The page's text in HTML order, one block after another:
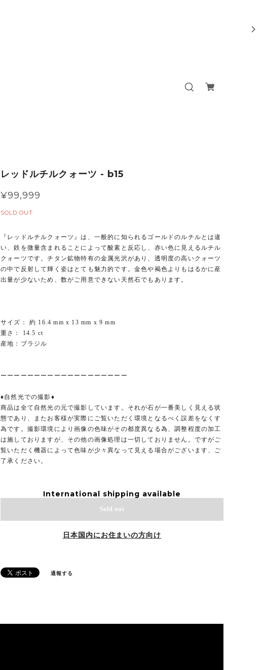
レッドルチルクォーツ - b15
¥99,999
SOLD OUT
『レッドルチルクォーツ』は、一般的に知られるゴールドのルチルとは違
い、鉄を微量含まれることによって酸素と反応し、赤い色に見えるルチル
クォーツです。チタン鉱物特有の金属光沢があり、透明度の高いクォーツ
の中で反射して輝く姿はとても魅力的です。金色や褐色よりもはるかに産
出量が少ないため、数がご用意できない天然石でもあります。
サイズ： 約 16.4 mm x 13 mm x 9 mm
重さ： 14.5 ct
産地：ブラジル
ーーーーーーーーーーーーーーーーーーー
♦︎自然光での撮影♦︎
商品は全て自然光の元で撮影しています。それが石が一番美しく見える状
態であり、またお客様が実際にご覧いただく環境となるべく誤差をなくす
為です。撮影環境により画像の色味がその都度異なる為、調整程度の加工
は施しておりますが、その他の画像処理は一切しておりません。ですがご
覧いただく機器によって色味が少々異なって見える場合がございます、ご
了承ください。
International shipping available
Sold out
日本国内にお住まいの方向け
通報する